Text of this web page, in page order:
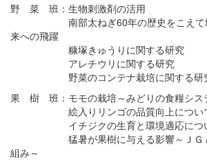
野 菜 班：生物刺激剤の活用
南部太ねぎ60年の歴史をこえて地
来への飛躍
糠塚きゅうりに関する研究
アレチウリに関する研究
野菜のコンテナ栽培に関する研
果 樹 班：モモの栽培～みどりの食糧シス
絵入りリンゴの品質向上につい
イチジクの生育と環境適応につ
猛暑が果樹に与える影響～ＪＧＡ
組み～